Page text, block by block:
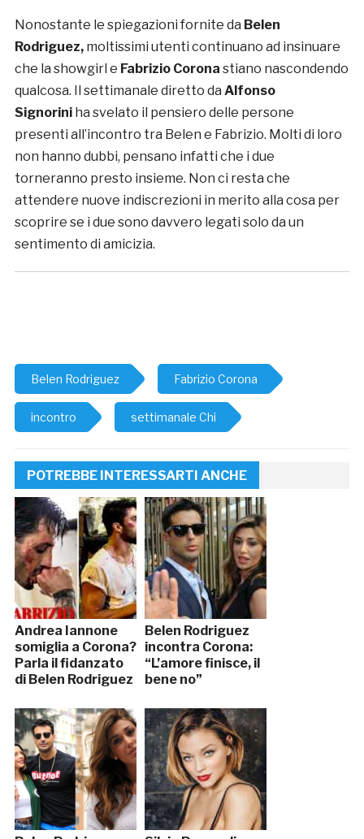
Nonostante le spiegazioni fornite da Belen
Rodriguez, moltissimi utenti continuano ad insinuare
che la showgirl e Fabrizio Corona stiano nascondendo
qualcosa. Il settimanale diretto da Alfonso
Signorini ha svelato il pensiero delle persone
presenti all’incontro tra Belen e Fabrizio. Molti di loro
non hanno dubbi, pensano infatti che i due
torneranno presto insieme. Non ci resta che
attendere nuove indiscrezioni in merito alla cosa per
scoprire se i due sono davvero legati solo da un
sentimento di amicizia.
Belen Rodriguez Fabrizio Corona
incontro settimanale Chi
POTREBBE INTERESSARTI ANCHE
Andrea Iannone
somiglia a Corona?
Parla il fidanzato
di Belen Rodriguez
Belen Rodriguez
incontra Corona:
“L’amore finisce, il
bene no”